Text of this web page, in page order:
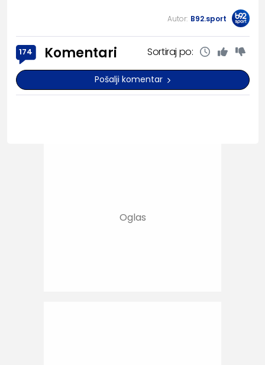
Autor: B92.sport
174 Komentari Sortiraj po:
Pošalji komentar